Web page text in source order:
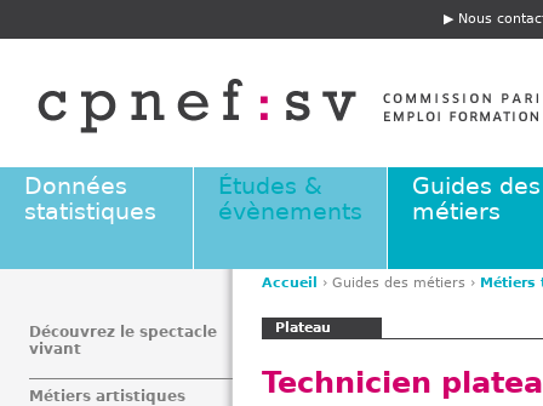
E
t
ê
e
Nous
Données
statistiques
Études &
évènements
Guides des
métiers
Accueil › Guides des métiers › Métiers
Plateau
Technicien
Découvrez le spectacle
vivant
Métiers artistiques